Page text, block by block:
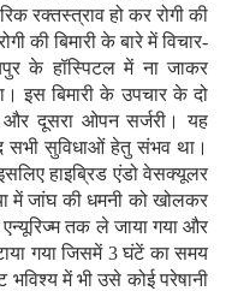
रक्तस्त्राव हो कर रोगी की
की बिमारी के बारे में विचार-
के हॉस्पिटल में ना जाकर
इस बिमारी के उपचार के दो
और दूसरा ओपन सर्जरी। यह
सभी सुविधाओं हेतु संभव था।
हाइब्रिड एंडो वेसक्यूलर
में जांघ की धमनी को खोलकर
तक ले जाया गया और
गया जिसमें 3 घंटें का समय
में भी उसे कोई परेषानी